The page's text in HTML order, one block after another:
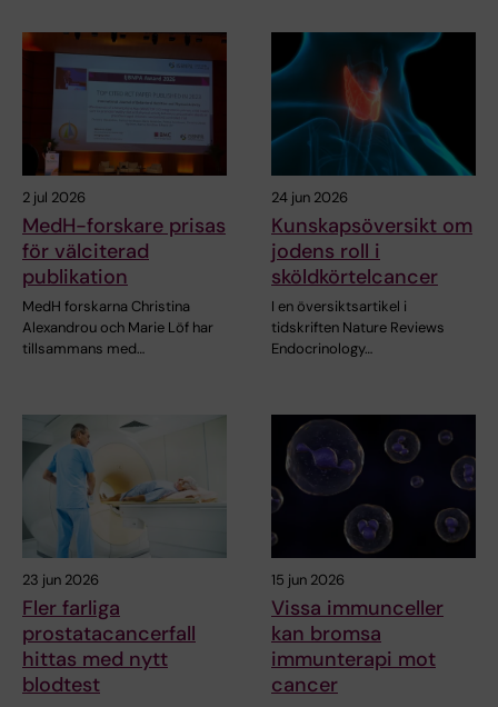
2 jul 2026
MedH-forskare prisas
för välciterad
publikation
MedH forskarna Christina
Alexandrou och Marie Löf har
tillsammans med…
24 jun 2026
Kunskapsöversikt om
jodens roll i
sköldkörtelcancer
I en översiktsartikel i
tidskriften Nature Reviews
Endocrinology…
23 jun 2026
Fler farliga
prostatacancerfall
hittas med nytt
blodtest
15 jun 2026
Vissa immunceller
kan bromsa
immunterapi mot
cancer